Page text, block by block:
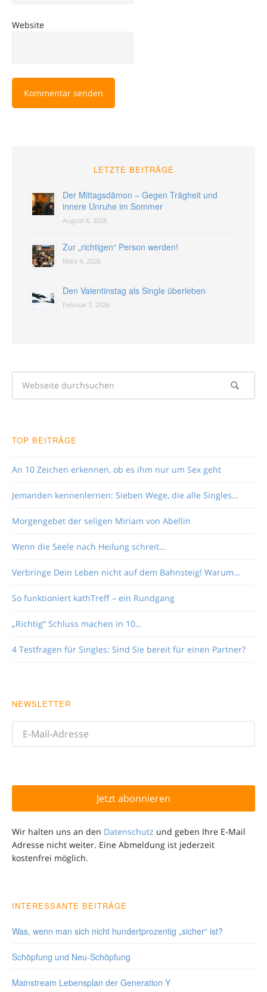
Website
LETZTE BEITRÄGE
Der Mittagsdämon – Gegen Trägheit und
innere Unruhe im Sommer
August 6, 2026
Zur „richtigen“ Person werden!
März 4, 2026
Den Valentinstag als Single überleben
Februar 7, 2026
TOP BEITRÄGE
An 10 Zeichen erkennen, ob es ihm nur um Sex geht
Jemanden kennenlernen: Sieben Wege, die alle Singles…
Morgengebet der seligen Miriam von Abellin
Wenn die Seele nach Heilung schreit…
Verbringe Dein Leben nicht auf dem Bahnsteig! Warum…
So funktioniert kathTreff – ein Rundgang
„Richtig“ Schluss machen in 10…
4 Testfragen für Singles: Sind Sie bereit für einen Partner?
NEWSLETTER
Wir halten uns an den Datenschutz und geben Ihre E-Mail
Adresse nicht weiter. Eine Abmeldung ist jederzeit
kostenfrei möglich.
INTERESSANTE BEITRÄGE
Was, wenn man sich nicht hundertprozentig „sicher“ ist?
Schöpfung und Neu-Schöpfung
Mainstream Lebensplan der Generation Y